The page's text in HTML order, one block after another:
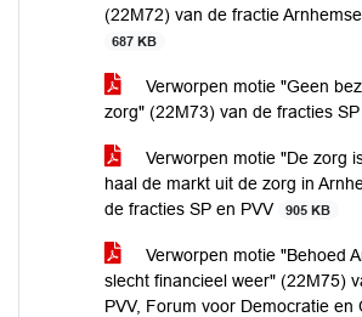
(22M72) van de fractie
687 KB
Verworpen motie "Geen
zorg" (22M73) van de fracties
Verworpen motie "De zorg
haal de markt uit de zorg in
de fracties SP en PVV
905 KB
Verworpen motie "Behoed
slecht financieel weer" (22M75)
PVV, Forum voor Democratie en